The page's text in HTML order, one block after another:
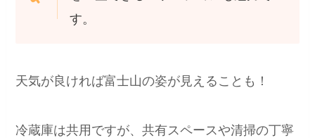
す。
天気が良ければ富士山の姿が見えることも！
冷蔵庫は共用ですが、共有スペースや清掃の丁寧